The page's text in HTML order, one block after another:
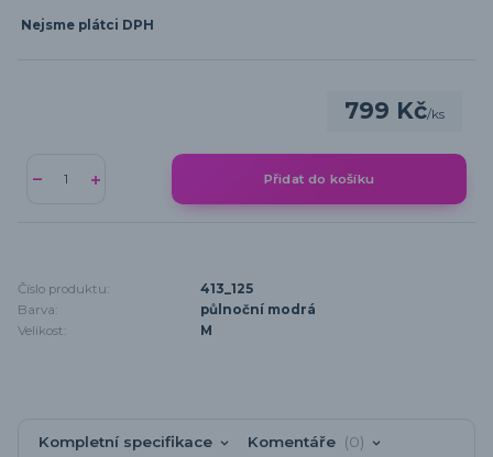
Nejsme plátci DPH
799 Kč/ks
Přidat do košíku
Číslo produktu:
413_125
Barva:
půlnoční modrá
Velikost:
M
Kompletní specifikace Komentáře 0